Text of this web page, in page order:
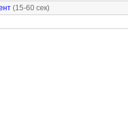
(15-60 сек)